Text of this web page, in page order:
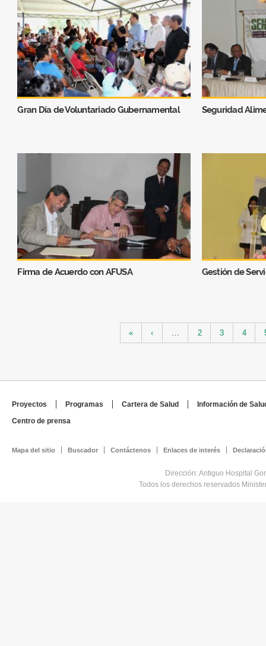
Gran Día de Voluntariado Gubernamental Seguridad
Firma de Acuerdo con AFUSA Gestión de
« ‹ 2 3 4
Proyectos Programas Cartera de Salud
Información de
Centro de prensa
Mapa del sitio Buscador Contáctenos Enlaces de interés
Dirección: Antiguo Hospital
Todos los derechos reservados